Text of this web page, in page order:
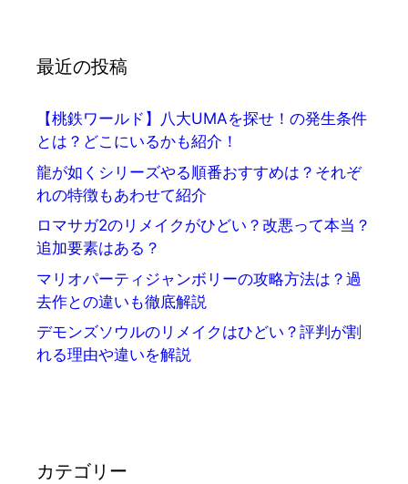
最近の投稿
【桃鉄ワールド】八大UMAを探せ！の発生条件
とは？どこにいるかも紹介！
龍が如くシリーズやる順番おすすめは？それぞ
れの特徴もあわせて紹介
ロマサガ2のリメイクがひどい？改悪って本当？
追加要素はある？
マリオパーティジャンボリーの攻略方法は？過
去作との違いも徹底解説
デモンズソウルのリメイクはひどい？評判が割
れる理由や違いを解説
カテゴリー